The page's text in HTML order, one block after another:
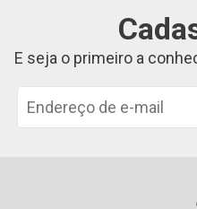
E seja o primeiro a